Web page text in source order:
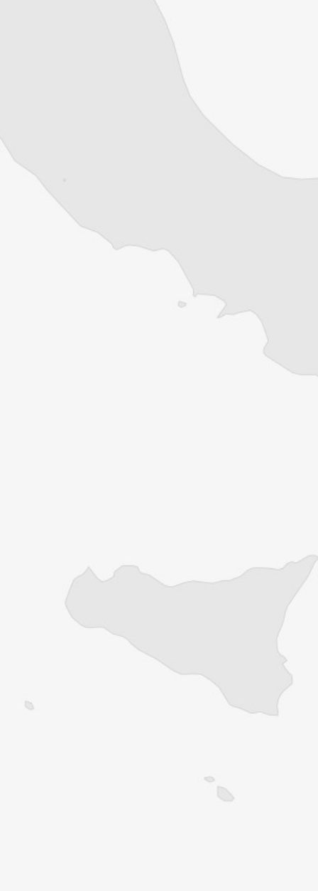
le premier mois puis 8€ par
Je m'abonne
Résiliable à tout moment en
d’archives sur les
Balkans
Vous avez déjà un compte ?
Se connecter